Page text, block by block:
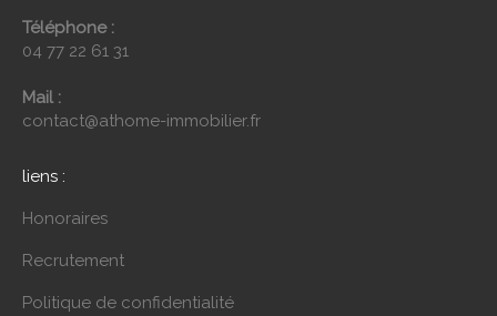
Téléphone :
04 77 22 61 31
Mail :
contact@athome-immobilier.fr
liens :
Honoraires
Recrutement
Politique de confidentialité